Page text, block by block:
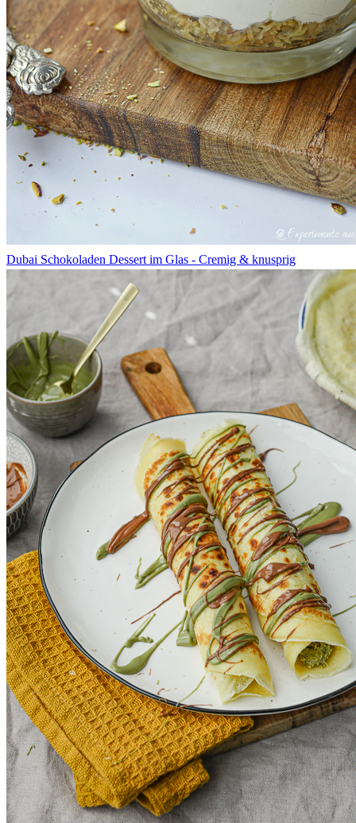
Dubai Schokoladen Dessert im Glas - Cremig & knusprig